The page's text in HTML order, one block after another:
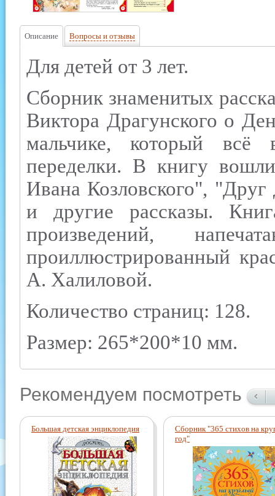
Описание Вопросы и отзывы
Для детей от 3 лет.
Сборник знаменитых
Виктора Драгунского о
мальчике, который всё
переделки. В книгу
Ивана Козловского",
и другие рассказы.
произведений,
проиллюстрированный
А. Халиловой.
Количество страниц: 128.
Размер: 265*200*10 мм.
Рекомендуем посмотреть
Большая детская энциклопедия
Сборник "365 стихов на
год"